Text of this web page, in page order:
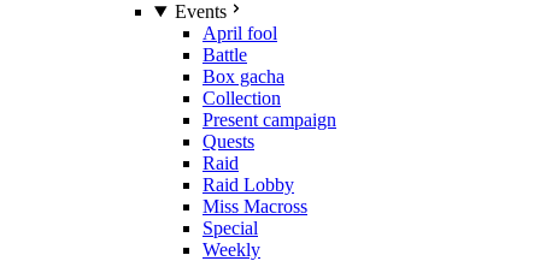
Events
April fool
Battle
Box gacha
Collection
Present campaign
Quests
Raid
Raid Lobby
Miss Macross
Special
Weekly